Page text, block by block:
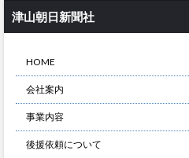
津山朝日新聞社
HOME
会社案内
事業内容
後援依頼について